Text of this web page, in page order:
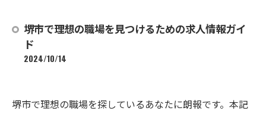
堺市で理想の職場を見つけるための求人情報ガイ
ド
2024/10/14
堺市で理想の職場を探しているあなたに朗報です。本記